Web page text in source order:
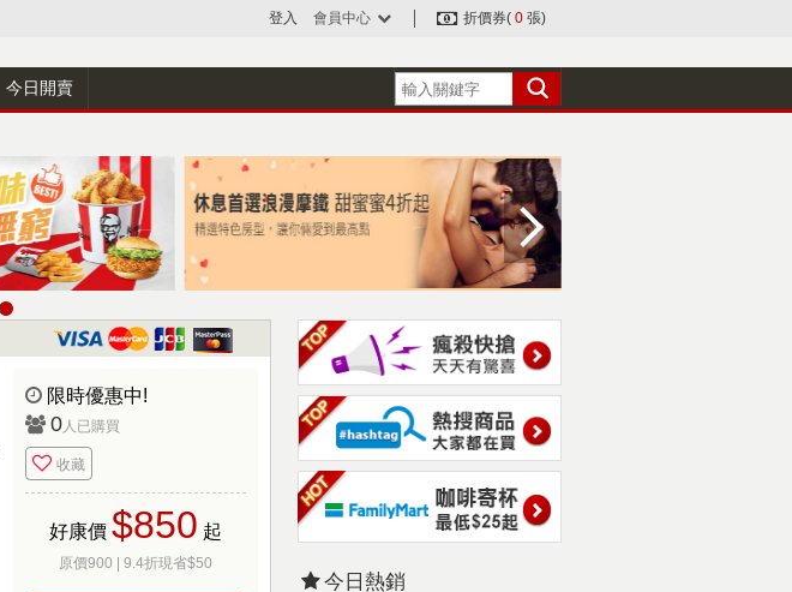
登入 會員中心 折價券( 0 張)
今日開賣
限時優惠中!
0人已購買
收藏
好康價 $850 起
原價900 | 9.4折現省$50
今日熱銷